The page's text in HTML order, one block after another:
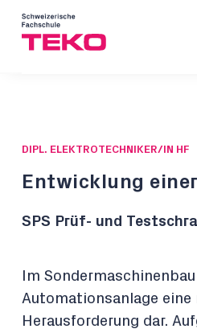
DIPL. ELEKTROTECHNIKER/IN HF
Entwicklung
SPS Prüf- und
Im
Automationsanlage eine
Herausforderung dar.